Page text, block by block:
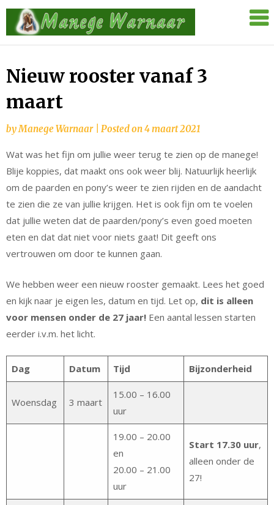
Skip
content
Manege
Nieuw rooster vanaf 3
maart
byManege Warnaar Posted on4 maart 2021
Wat was het fijn om jullie weer terug te zien op de manege!
Blije koppies, dat maakt ons ook weer blij. Natuurlijk heerlijk
om de paarden en pony’s weer te zien rijden en de aandacht
te zien die ze van jullie krijgen. Het is ook fijn om te voelen
dat jullie weten dat de paarden/pony’s even goed moeten
eten en dat dat niet voor niets gaat! Dit geeft ons
vertrouwen om door te kunnen gaan.
We hebben weer een nieuw rooster gemaakt. Lees het goed
en kijk naar je eigen les, datum en tijd. Let op, dit is alleen
voor mensen onder de 27 jaar! Een aantal lessen starten
eerder i.v.m. het licht.
Dag Datum Tijd Bijzonderheid
Woensdag 3 maart
15.00 – 16.00
uur
19.00 – 20.00
en
20.00 – 21.00
uur
Start 17.30 uur,
alleen onder de
27!